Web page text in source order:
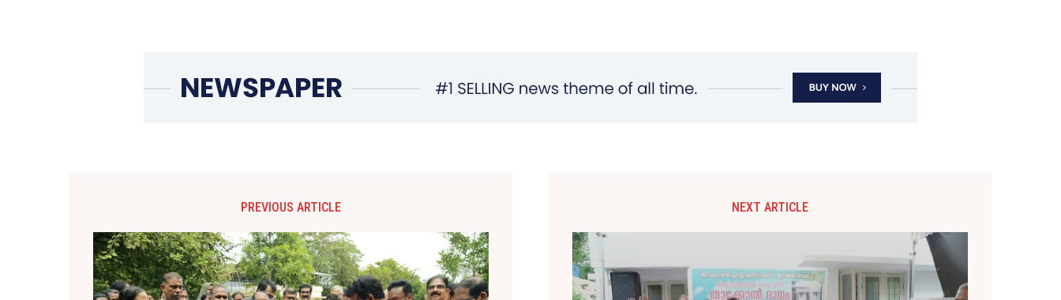
PREVIOUS ARTICLE NEXT ARTICLE